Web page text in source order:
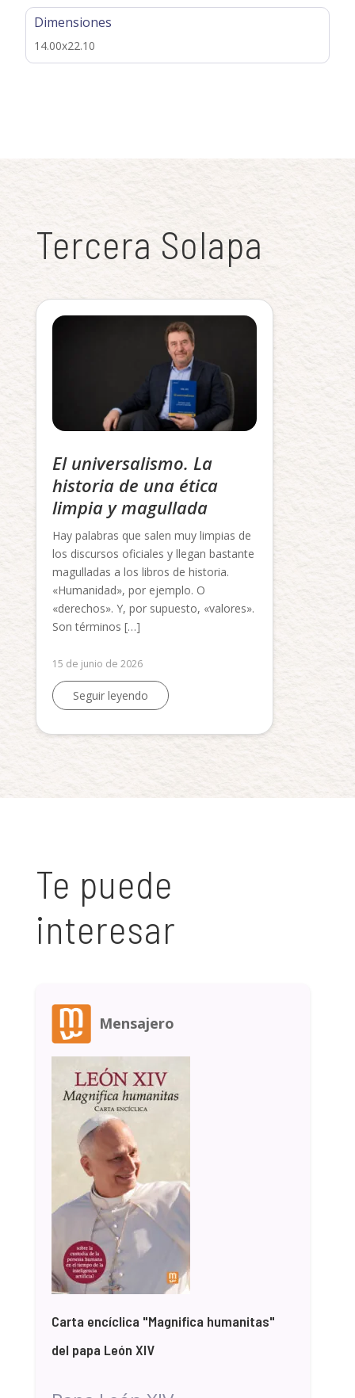
Dimensiones
14.00x22.10
Tercera Solapa
El universalismo. La
historia de una ética
limpia y magullada
Hay palabras que salen muy limpias de
los discursos oficiales y llegan bastante
magulladas a los libros de historia.
«Humanidad», por ejemplo. O
«derechos». Y, por supuesto, «valores».
Son términos […]
15 de junio de 2026
Seguir leyendo
Te puede
interesar
Mensajero
Carta encíclica "Magnifica humanitas"
del papa León XIV